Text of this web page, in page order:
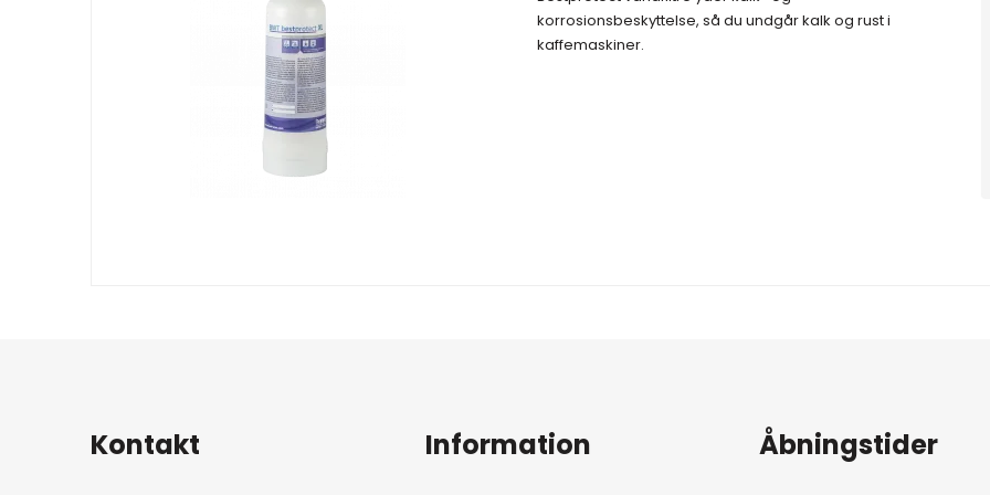
korrosionsbeskyttelse, så du undgår kalk og rust i
kaffemaskiner.
Kontakt Information Åbningstider